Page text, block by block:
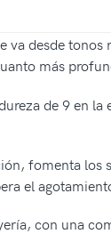
desde
más
de 9 en
fomenta
el
con una